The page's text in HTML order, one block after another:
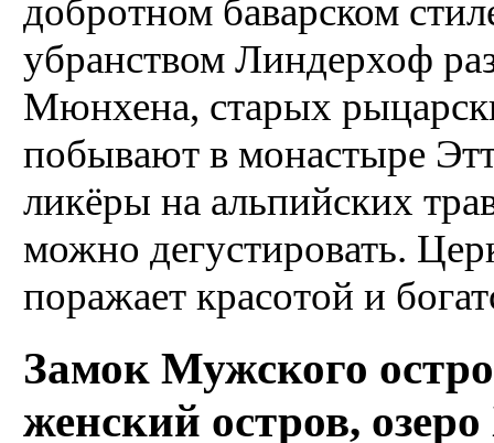
добротном баварском
убранством Линдерхоф
Мюнхена, старых
побывают в монастыре
ликёры на альпийских
можно дегустировать.
поражает красотой и
Замок Мужского
женский остров,